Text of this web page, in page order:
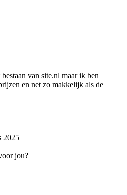
van site.nl maar ik ben
en net zo makkelijk als de
2025
jou?